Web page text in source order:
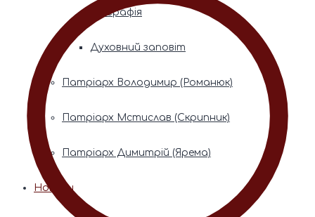
Біографія
Духовний заповіт
Патріарх Володимир (Романюк)
Патріарх Мстислав (Скрипник)
Патріарх Димитрій (Ярема)
Новини